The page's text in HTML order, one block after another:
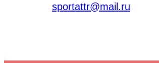
sportattr@mail.ru